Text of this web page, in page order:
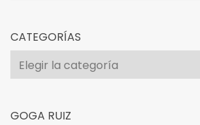
CATEGORÍAS
Categorías
GOGA RUIZ